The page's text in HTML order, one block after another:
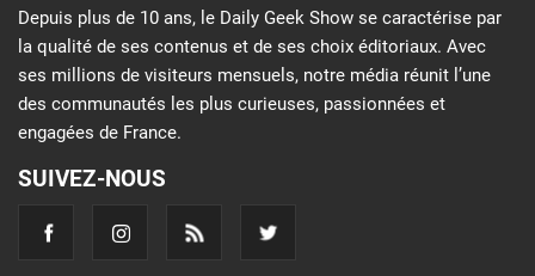
Depuis plus de 10 ans, le Daily Geek Show se caractérise par
la qualité de ses contenus et de ses choix éditoriaux. Avec
ses millions de visiteurs mensuels, notre média réunit l’une
des communautés les plus curieuses, passionnées et
engagées de France.
SUIVEZ-NOUS